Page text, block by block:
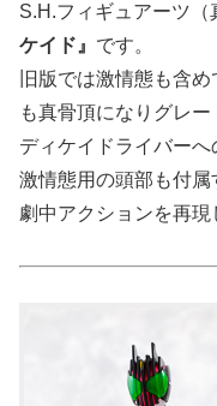
S.H.フィギュアーツ（
ケイド』 です。
旧版では激情態も含
も真骨頂になりグレー
ディケイドライバー
激情態用の頭部も付属
劇中アクションを再現